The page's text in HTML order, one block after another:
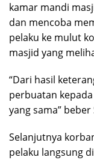
kamar mandi
dan mencoba
pelaku ke mulut
masjid yang
“Dari hasil
perbuatan
yang sama”
Selanjutnya
pelaku langsung